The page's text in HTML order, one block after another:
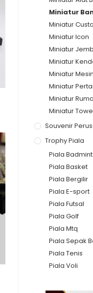
Miniatur
Miniatur
Miniatur Icon
Miniatur
Miniatur
Miniatur Mesin
Miniatur
Miniatur
Miniatur
Souvenir
Trophy Piala
Piala
Piala Basket
Piala Bergilir
Piala E-sport
Piala Futsal
Piala Golf
Piala Mtq
Piala Sepak
Piala Tenis
Piala Voli